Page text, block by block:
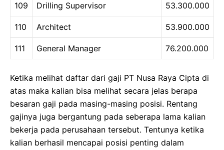
109 Drilling Supervisor 53.300.000
110 Architect 53.900.000
111 General Manager 76.200.000
Ketika melihat daftar dari gaji PT Nusa Raya Cipta di
atas maka kalian bisa melihat secara jelas berapa
besaran gaji pada masing-masing posisi. Rentang
gajinya juga bergantung pada seberapa lama kalian
bekerja pada perusahaan tersebut. Tentunya ketika
kalian berhasil mencapai posisi penting dalam